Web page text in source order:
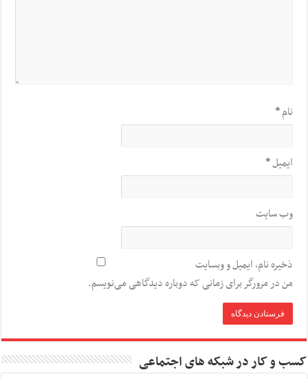
نام*
ایمیل*
وب‌ سایت
ذخیره نام، ایمیل و وبسایت
من در مرورگر برای زمانی که دوباره دیدگاهی می‌نویسم.
کسب و کار در شبکه های اجتماعی